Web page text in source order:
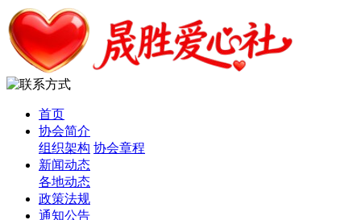
首页
协会简介
组织架构 协会章程
新闻动态
各地动态
政策法规
通知公告